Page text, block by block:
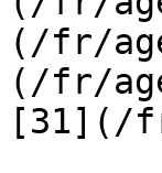
(/fr/
(/fr/